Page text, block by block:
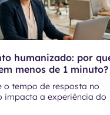
humanizado: por
menos de 1 minuto?
o tempo de resposta no
impacta a experiência do